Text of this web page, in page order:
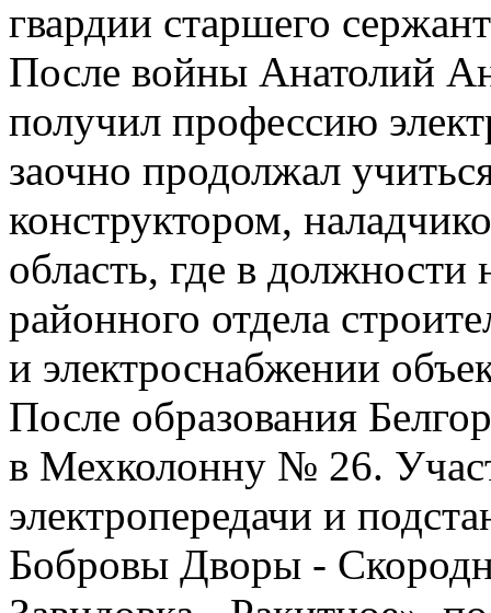
гвардии старшего
После войны Анатолий
получил профессию
заочно продолжал
конструктором,
область, где в должности
районного отдела
и электроснабжении
После образования
в Мехколонну № 26.
электропередачи и
Бобровы Дворы -